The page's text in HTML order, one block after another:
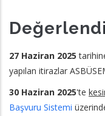
27 Haziran 2025
yapılan itirazlar
30 Haziran 2025'te
Başvuru Sistemi